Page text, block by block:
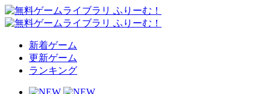
新着ゲーム
更新ゲーム
ランキング